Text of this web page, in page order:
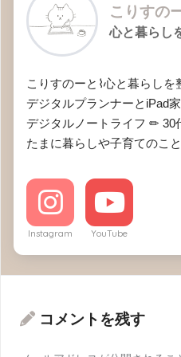
こりすの
心と暮らし
こりすのーと⌇心と暮らしを
デジタルプランナーとiPad
デジタルノートライフ ✏︎
たまに暮らしや子育てのこ
Instagram YouTube
コメントを残す